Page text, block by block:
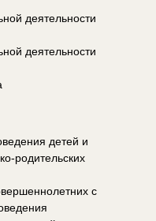
деятельности
деятельности
детей и
родительских
с